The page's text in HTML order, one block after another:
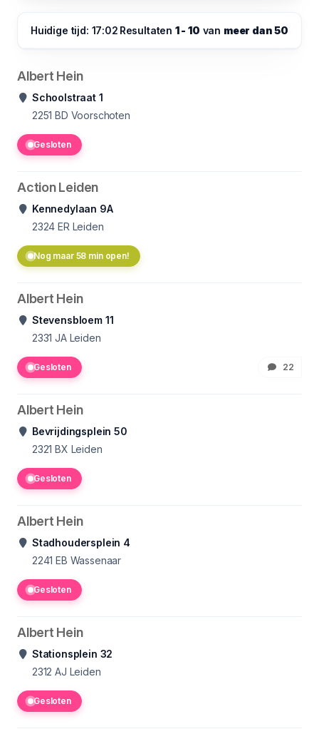
Huidige tijd: 17:02 Resultaten 1 - 10 van meer dan 50
Albert Hein
Schoolstraat 1
2251 BD Voorschoten
Gesloten
Action Leiden
Kennedylaan 9A
2324 ER Leiden
Nog maar 58 min open!
Albert Hein
Stevensbloem 11
2331 JA Leiden
Gesloten 22
Albert Hein
Bevrijdingsplein 50
2321 BX Leiden
Gesloten
Albert Hein
Stadhoudersplein 4
2241 EB Wassenaar
Gesloten
Albert Hein
Stationsplein 32
2312 AJ Leiden
Gesloten